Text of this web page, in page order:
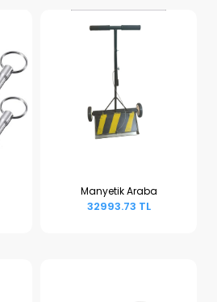
Sepete Ekle
Manyetik Araba
32993.73 TL